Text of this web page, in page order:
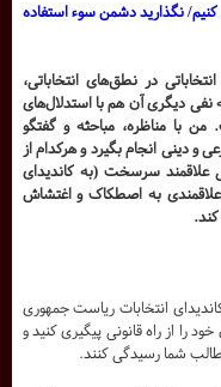
کنیم/ نگذارید دشمن سوء استفاده
در نطق‌های انتخاباتی،
نفی دیگری آن هم با استدلال‌های
با مناظره، مباحثه و گفتگو
و دینی انجام بگیرد و هرکدام از
علاقمند سرسخت (به کاندیدای
به اصطکاک و اغتشاش
انتخابات ریاست جمهوری
را از راه قانونی پیگیری کنید و
شما رسیدگی کنند.